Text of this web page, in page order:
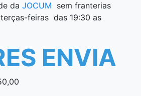
da JOCUM sem franterias
feiras das 19:30 as
ENVIA